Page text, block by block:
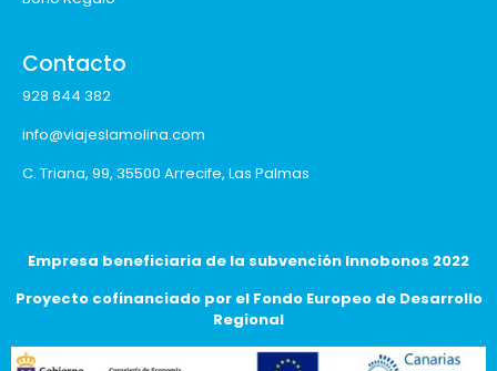
Contacto
928 844 382
info@viajeslamolina.com
C. Triana, 99, 35500 Arrecife, Las Palmas
Empresa beneficiaria de la subvención Innobonos 2022
Proyecto cofinanciado por el Fondo Europeo de Desarrollo
Regional